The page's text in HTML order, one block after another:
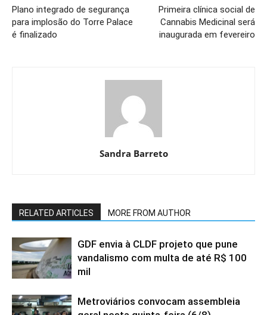
Plano integrado de segurança
para implosão do Torre Palace
é finalizado
Primeira clínica social de
Cannabis Medicinal será
inaugurada em fevereiro
Sandra Barreto
RELATED ARTICLES MORE FROM AUTHOR
GDF envia à CLDF projeto que pune
vandalismo com multa de até R$ 100
mil
Metroviários convocam assembleia